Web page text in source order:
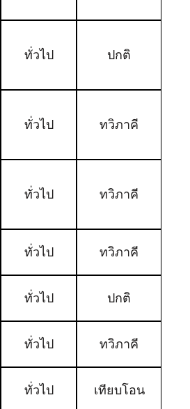
ทั่วไป ปกติ
ทั่วไป ทวิภาคี
ทั่วไป ทวิภาคี
ทั่วไป ทวิภาคี
ทั่วไป ปกติ
ทั่วไป ทวิภาคี
ทั่วไป เทียบโอน